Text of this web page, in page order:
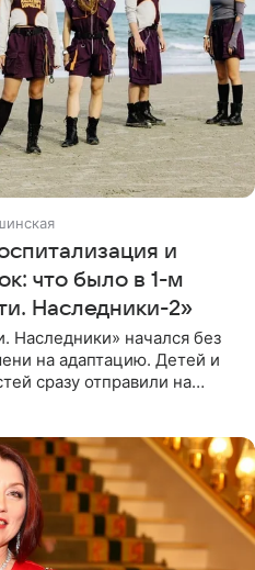
и
что было в 1-м
Наследники-2»
Наследники» начался без
на адаптацию. Детей и
сразу отправили на